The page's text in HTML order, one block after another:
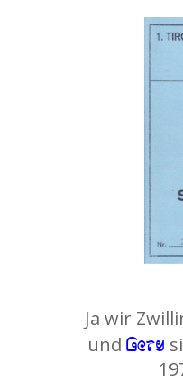
Ja wir
und Gery